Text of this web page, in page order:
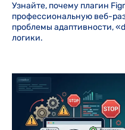
Узнайте, почему плагин
профессиональную веб-
проблемы адаптивности,
логики.